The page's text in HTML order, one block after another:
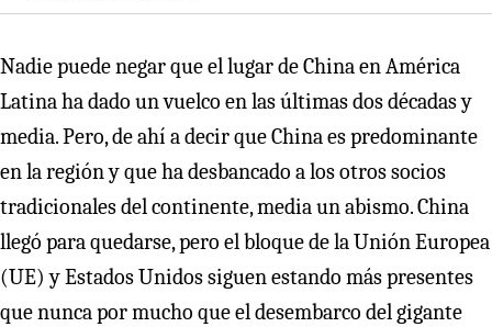
Nadie puede negar que el lugar de China en América
Latina ha dado un vuelco en las últimas dos décadas y
media. Pero, de ahí a decir que China es predominante
en la región y que ha desbancado a los otros socios
tradicionales del continente, media un abismo. China
llegó para quedarse, pero el bloque de la Unión Europea
(UE) y Estados Unidos siguen estando más presentes
que nunca por mucho que el desembarco del gigante